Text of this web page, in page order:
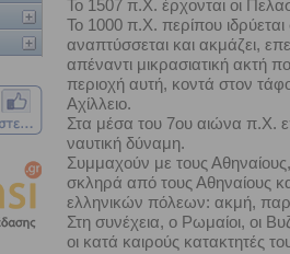
Το 1507 π.Χ. έρχονται οι
Το 1000 π.Χ. περίπου
αναπτύσσεται και ακμάζει,
απέναντι μικρασιατική ακτή
περιοχή αυτή, κοντά στον
Αχίλλειο.
Στα μέσα του 7ου αιώνα π.Χ.
ναυτική δύναμη.
Συμμαχούν με τους
σκληρά από τους Αθηναίους
ελληνικών πόλεων: ακμή,
Στη συνέχεια, ο Ρωμαίοι, οι
οι κατά καιρούς κατακτητές